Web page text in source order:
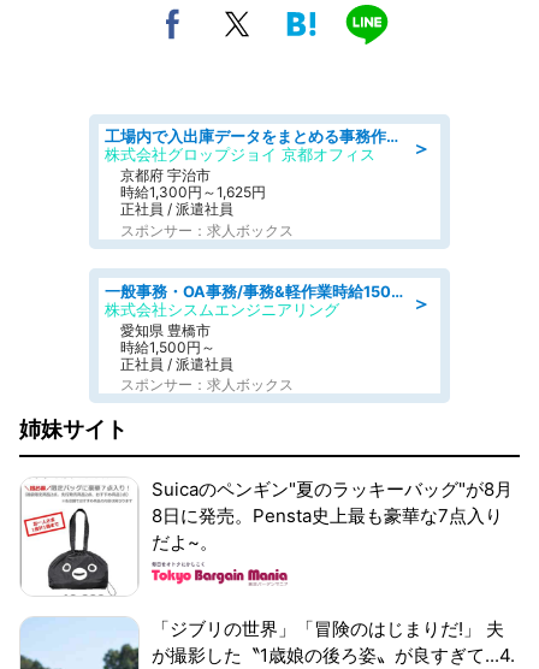
＞
工場内で入出庫データをまとめる事務作業/車通勤OK/交通費支給/食堂あり
株式会社グロップジョイ 京都オフィス
京都府 宇治市
時給1,300円～1,625円
正社員 / 派遣社員
スポンサー：求人ボックス
＞
一般事務・OA事務/事務&軽作業時給1500円土日祝休み各種社保完備
株式会社シスムエンジニアリング
愛知県 豊橋市
時給1,500円～
正社員 / 派遣社員
スポンサー：求人ボックス
姉妹サイト
Suicaのペンギン"夏のラッキーバッグ"が8月
8日に発売。Pensta史上最も豪華な7点入り
だよ~。
「ジブリの世界」「冒険のはじまりだ!」 夫
が撮影した〝1歳娘の後ろ姿〟が良すぎて...4.